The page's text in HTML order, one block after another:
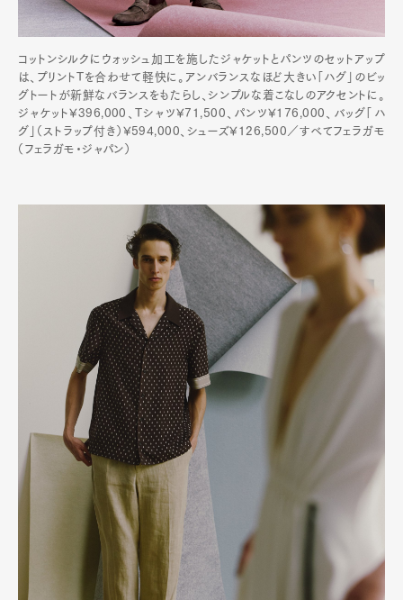
コットンシルクにウォッシュ加工を施したジャケットとパンツのセットアップ
は、プリントTを合わせて軽快に。アンバランスなほど大きい「ハグ」のビッ
グトートが新鮮なバランスをもたらし、シンプルな着こなしのアクセントに。
ジャケット¥396,000、Tシャツ¥71,500、パンツ¥176,000、バッグ「ハ
グ」（ストラップ付き）¥594,000、シューズ¥126,500／すべてフェラガモ
（フェラガモ・ジャパン）